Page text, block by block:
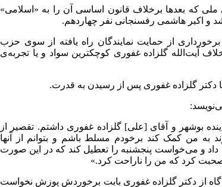
شورای ملی که بعدها برخلاف قانون اساسی آن را به «اسلامی»
شد و اکبر هاشمی رفسنجانی نفر چهاردهم.
از حمایت نمایندگان راه یافته از سوی حزب
آیت‌الله گلزاده غفوری کوچکترین سواد و یا تجربه‌ی
دکتر گلزاده غفوری پس از رسیدن به قدرت.
بوشهر و آقای [علی] گلزاده غفوری داشتم. تقصیر از
به من کمک کند برخودم مسلط باشم و بتوانم از آنها
و می‌خواست پنجشنبه را تعطیل کند که در این صورت
کرد که من را ناراحت کرد.»
از دکتر گلزاده غفوری بابت برخوردش پوزش نخواست